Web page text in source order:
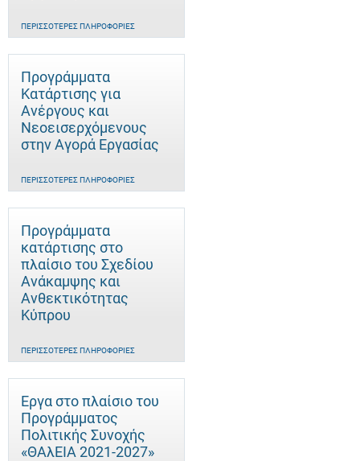
ΠΕΡΙΣΣΌΤΕΡΕΣ ΠΛΗΡΟΦΟΡΊΕΣ
Προγράμματα
Κατάρτισης για
Ανέργους και
Νεοεισερχόμενους
στην Αγορά Εργασίας
ΠΕΡΙΣΣΌΤΕΡΕΣ ΠΛΗΡΟΦΟΡΊΕΣ
Προγράμματα
κατάρτισης στο
πλαίσιο του Σχεδίου
Ανάκαμψης και
Ανθεκτικότητας
Κύπρου
ΠΕΡΙΣΣΌΤΕΡΕΣ ΠΛΗΡΟΦΟΡΊΕΣ
Έργα στο πλαίσιο του
Προγράμματος
Πολιτικής Συνοχής
«ΘΑλΕΙΑ 2021-2027»